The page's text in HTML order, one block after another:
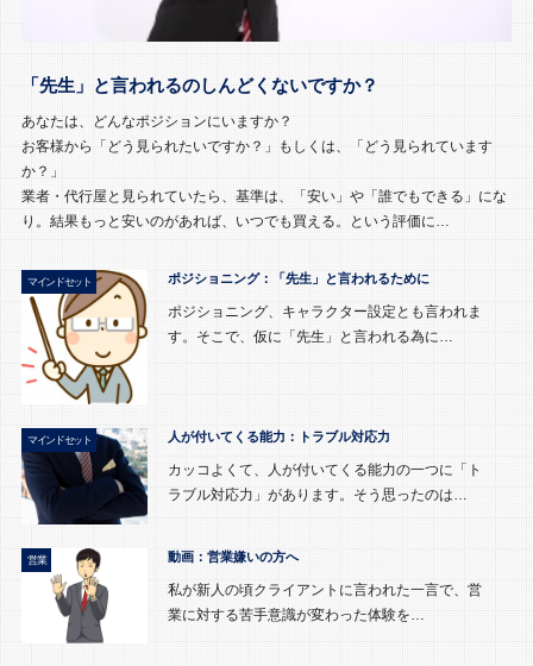
「先生」と言われるのしんどくないですか？
あなたは、どんなポジションにいますか？
お客様から「どう見られたいですか？」もしくは、「どう見られています
か？」
業者・代行屋と見られていたら、基準は、「安い」や「誰でもできる」にな
り。結果もっと安いのがあれば、いつでも買える。という評価に…
マインドセット ポジショニング：「先生」と言われるために
ポジショニング、キャラクター設定とも言われま
す。そこで、仮に「先生」と言われる為に…
マインドセット 人が付いてくる能力：トラブル対応力
カッコよくて、人が付いてくる能力の一つに「ト
ラブル対応力」があります。そう思ったのは…
営業 動画：営業嫌いの方へ
私が新人の頃クライアントに言われた一言で、営
業に対する苦手意識が変わった体験を…